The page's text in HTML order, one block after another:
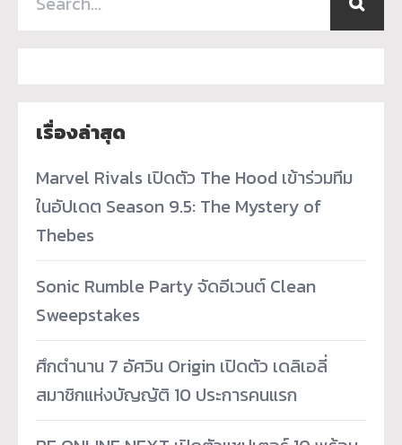
เรื่องล่าสุด
Marvel Rivals เปิดตัว The Hood เข้าร่วมทีม
ในอัปเดต Season 9.5: The Mystery of
Thebes
Sonic Rumble Party จัดอีเวนต์ Clean
Sweepstakes
ศึกตำนาน 7 อัศวิน Origin เปิดตัว เดลิเอลี่
สมาชิกแห่งบัญญัติ 10 ประการคนแรก